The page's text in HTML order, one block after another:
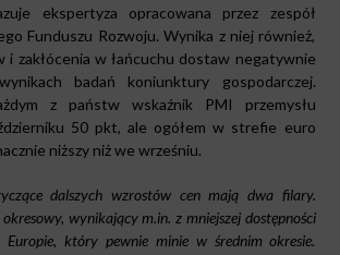
ekspertyza opracowana przez zespół
Funduszu Rozwoju. Wynika z niej również,
i zakłócenia w łańcuchu dostaw negatywnie
badań koniunktury gospodarczej.
z państw wskaźnik PMI przemysłu
50 pkt, ale ogółem w strefie euro
niższy niż we wrześniu.
dalszych wzrostów cen mają dwa filary.
wynikający m.in. z mniejszej dostępności
który pewnie minie w średnim okresie.